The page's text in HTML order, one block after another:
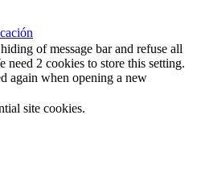
of message bar and refuse all
2 cookies to store this setting.
again when opening a new
site cookies.